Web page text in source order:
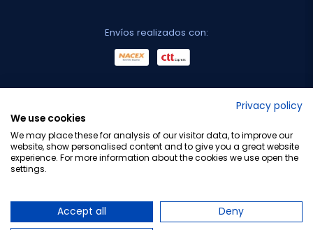
Envíos realizados con:
Privacy policy
We use cookies
We may place these for analysis of our visitor data, to improve our
website, show personalised content and to give you a great website
experience. For more information about the cookies we use open the
settings.
Accept all Deny